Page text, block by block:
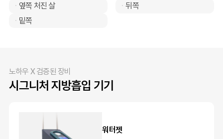
옆쪽 처진 살
밑쪽
뒤쪽
노하우 X 검증된 장비
시그니처 지방흡입 기기
워터젯